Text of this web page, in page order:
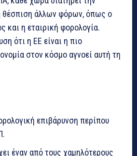
θέσπιση άλλων φόρων, όπως ο
και η εταιρική φορολογία.
ότι η ΕΕ είναι η πιο
στον κόσμο αγνοεί αυτή τη
επιβάρυνση περίπου
έναν από τους χαμηλότερους